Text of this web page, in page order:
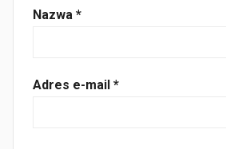
Nazwa *
Adres e-mail *